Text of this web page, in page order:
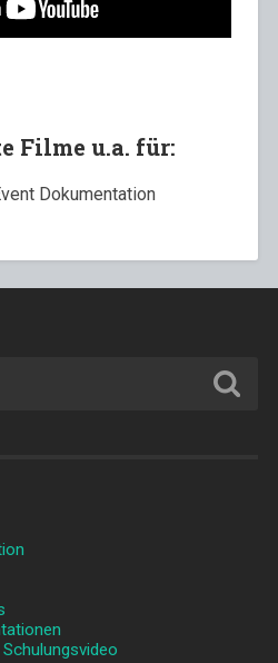
Filme u.a. für:
Dokumentation